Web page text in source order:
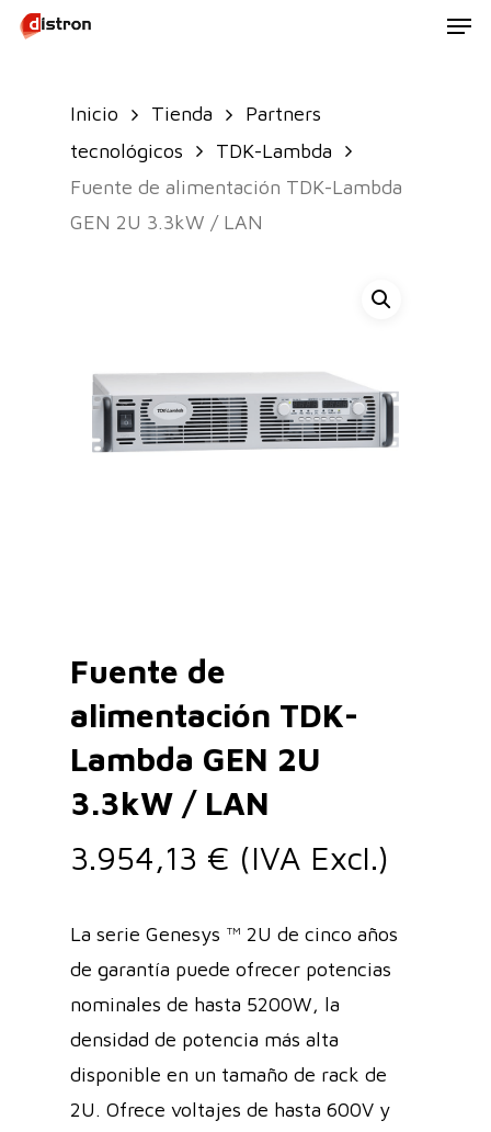
Skip
Inicio Tienda
Partners
tecnológicos
TDK-Lambda
Fuente de alimentación TDK-Lambda
GEN 2U 3.3kW / LAN
Fuente de
alimentación TDK-
Lambda GEN 2U
3.3kW / LAN
3.954,13 € (IVA Excl.)
La serie Genesys ™ 2U de cinco años
de garantía puede ofrecer potencias
nominales de hasta 5200W, la
densidad de potencia más alta
disponible en un tamaño de rack de
2U. Ofrece voltajes de hasta 600V y